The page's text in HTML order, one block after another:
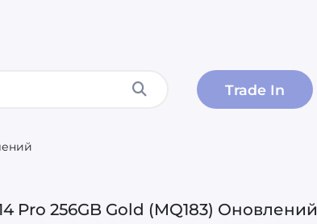
Trade In
Pro 256GB Gold (MQ183) Оновлений